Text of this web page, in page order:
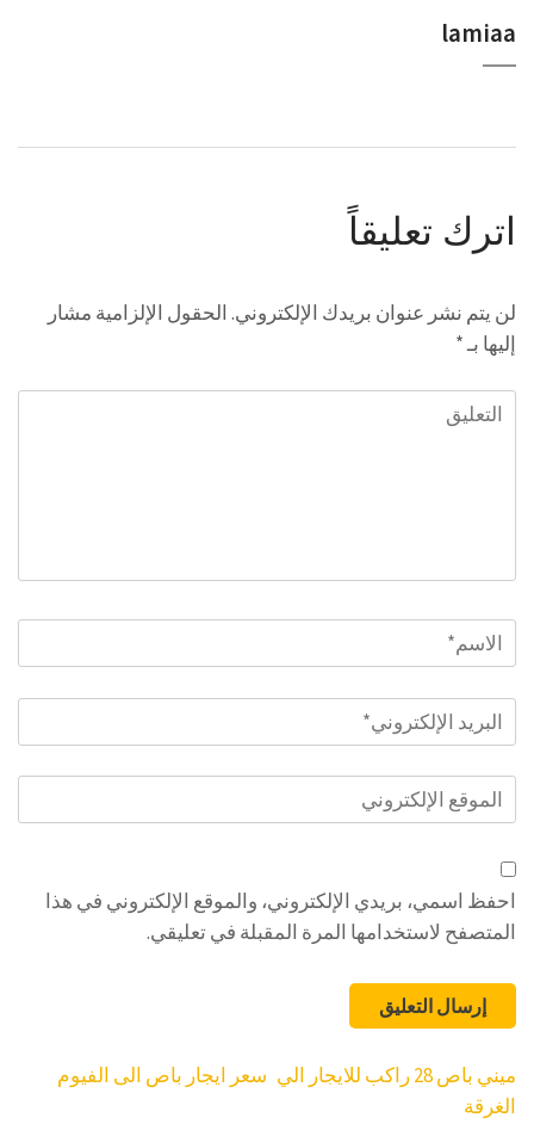
lamiaa
اترك تعليقاً
لن يتم نشر عنوان بريدك الإلكتروني. الحقول الإلزامية مشار
إليها بـ*
التعليق
الاسم
البريد
الإلكتروني*
الموقع
الإلكتروني
احفظ اسمي، بريدي الإلكتروني، والموقع الإلكتروني في هذا
المتصفح لاستخدامها المرة المقبلة في تعليقي.
تصفّح
المقالات
سعر ايجار باص الى الفيوم ميني باص 28 راكب للايجار الي
الغرقة